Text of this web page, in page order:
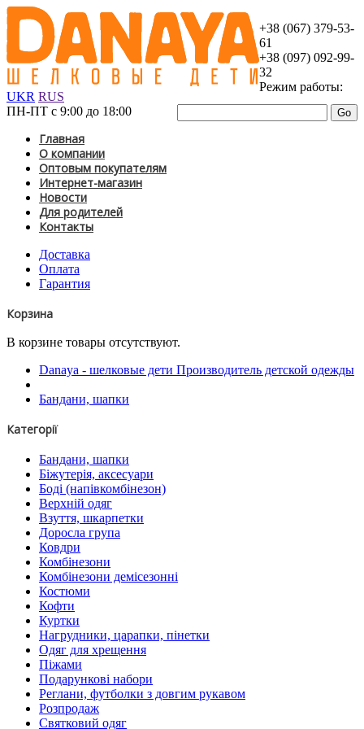
UKR RUS
+38 (067) 379-53-
61
+38 (097) 092-99-
32
Режим работы:
ПН-ПТ с 9:00 до 18:00
Главная
О компании
Оптовым покупателям
Интернет-магазин
Новости
Для родителей
Контакты
Доставка
Оплата
Гарантия
Корзина
В корзине товары отсутствуют.
Danaya - шелковые дети Производитель детской одежды
Бандани, шапки
Категорії
Бандани, шапки
Біжутерія, аксесуари
Боді (напівкомбінезон)
Верхній одяг
Взуття, шкарпетки
Доросла група
Ковдри
Комбінезони
Комбінезони демісезонні
Костюми
Кофти
Куртки
Нагрудники, царапки, пінетки
Одяг для хрещення
Піжами
Подарункові набори
Реглани, футболки з довгим рукавом
Розпродаж
Святковий одяг